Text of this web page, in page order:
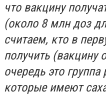
что вакцину
(около 8 млн доз
считаем, кто в
получить (вакцину
очередь это
которые имеют